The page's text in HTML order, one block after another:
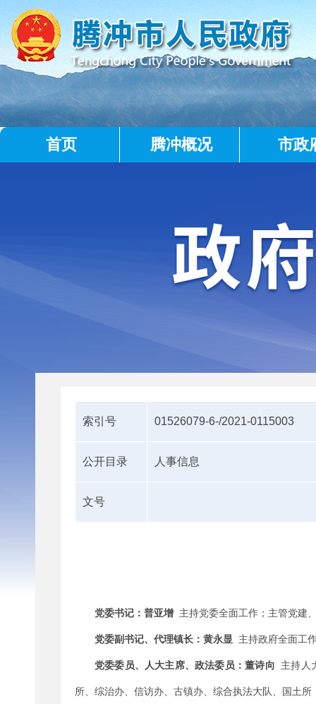
首页 腾冲概况 市政
索引号 01526079-6-/2021-0115003
公开目录 人事信息
文号
党委书记 ： 普亚增 主持党委全面工作 ； 主管党建
党委副书记、代理镇长 ： 黄永显 主持政府全面工
党委委员、人大主席、政法委员 ：董诗向 主持人
所、综治办、信访办、 古镇办、综合执法大队、国土所